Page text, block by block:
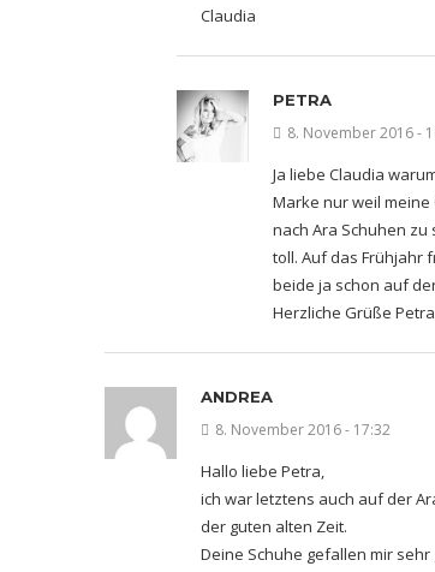
Claudia
PETRA
8. November 2016 -
Ja liebe Claudia
Marke nur weil
nach Ara Schuhen
toll. Auf das Frühjahr
beide ja schon auf
Herzliche Grüße Petra
ANDREA
8. November 2016 - 17:32
Hallo liebe Petra,
ich war letztens auch auf der
der guten alten Zeit.
Deine Schuhe gefallen mir sehr